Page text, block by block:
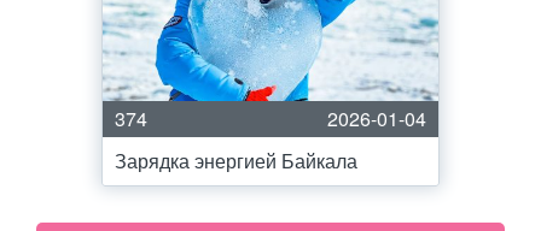
374
2026-01-04
Зарядка энергией Байкала